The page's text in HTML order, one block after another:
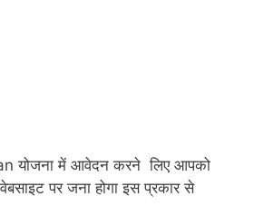
योजना में आवेदन करने लिए आपको
पर जना होगा इस प्रकार से